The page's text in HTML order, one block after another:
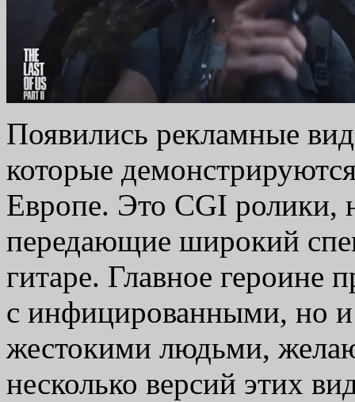
Появились рекламные
которые
Европе. Это CGI ролики,
передающие широкий
гитаре. Главное героине
с инфицированными, но
жестокими людьми,
несколько версий этих